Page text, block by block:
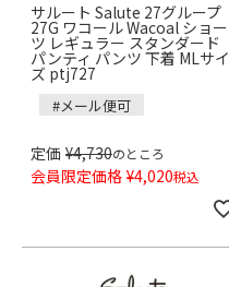
サルート Salute 27グループ
27G ワコール Wacoal ショー
ツ レギュラー スタンダード
パンティ パンツ 下着 MLサイ
ズ ptj727
#メール便可
定価 ¥4,730のところ
会員限定価格 ¥4,020税込